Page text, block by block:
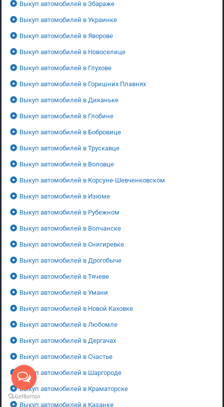
Выкуп автомобилей в Збараже
Выкуп автомобилей в Украинке
Выкуп автомобилей в Яворове
Выкуп автомобилей в Новоселице
Выкуп автомобилей в Глухове
Выкуп автомобилей в Горишних Плавнях
Выкуп автомобилей в Диканьке
Выкуп автомобилей в Глобине
Выкуп автомобилей в Бобровице
Выкуп автомобилей в Трускавце
Выкуп автомобилей в Воловце
Выкуп автомобилей в Корсуне-Шевченковском
Выкуп автомобилей в Изюме
Выкуп автомобилей в Рубежном
Выкуп автомобилей в Волчанске
Выкуп автомобилей в Снигиревке
Выкуп автомобилей в Дрогобыче
Выкуп автомобилей в Тячеве
Выкуп автомобилей в Умани
Выкуп автомобилей в Новой Каховке
Выкуп автомобилей в Любомле
Выкуп автомобилей в Дергачах
Выкуп автомобилей в Счастье
Выкуп автомобилей в Шаргороде
Выкуп автомобилей в Краматорске
Выкуп автомобилей в Казанке